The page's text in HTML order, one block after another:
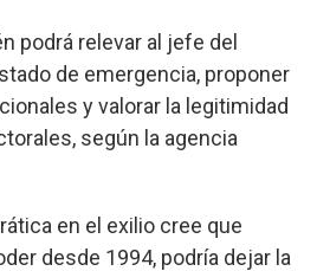
podrá relevar al jefe del
de emergencia, proponer
y valorar la legitimidad
según la agencia
en el exilio cree que
desde 1994, podría dejar la